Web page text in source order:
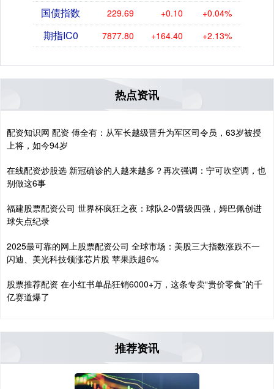
国债指数 229.69 +0.10 +0.04%
期指IC0 7877.80 +164.40 +2.13%
热点资讯
配资知识网 配资 傅全有：从军长越级晋升为军区司令员，63岁被授
上将，如今94岁
在线配资炒股选 新冠确诊的人越来越多？再次强调：宁可吹空调，也
别做这6事
福建股票配资公司 世界杯疯狂之夜：球队2-0晋级四强，姆巴佩创进
球失点纪录
2025最可靠的网上股票配资公司 全球市场：美股三大指数涨跌不一
闪迪、美光科技领涨芯片股 苹果跌超6%
股票推荐配资 在小红书单品狂销6000+万，这条专卖“贵价零食”的千
亿赛道爆了
推荐资讯